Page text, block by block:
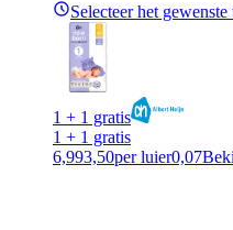
Selecteer het
1 + 1 gratis
1 + 1 gratis
6,993,50per luier0,07